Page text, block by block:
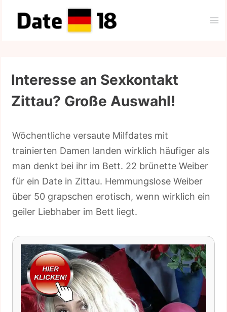
Interesse an Sexkontakt
Zittau? Große Auswahl!
Wöchentliche versaute Milfdates mit
trainierten Damen landen wirklich häufiger als
man denkt bei ihr im Bett. 22 brünette Weiber
für ein Date in Zittau. Hemmungslose Weiber
über 50 grapschen erotisch, wenn wirklich ein
geiler Liebhaber im Bett liegt.